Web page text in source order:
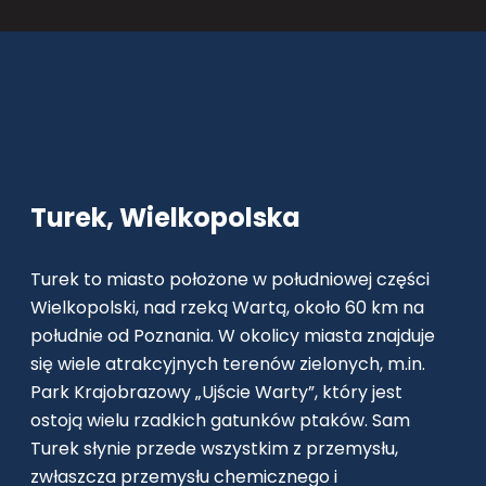
Turek, Wielkopolska
Turek to miasto położone w południowej części
Wielkopolski, nad rzeką Wartą, około 60 km na
południe od Poznania. W okolicy miasta znajduje
się wiele atrakcyjnych terenów zielonych, m.in.
Park Krajobrazowy „Ujście Warty”, który jest
ostoją wielu rzadkich gatunków ptaków. Sam
Turek słynie przede wszystkim z przemysłu,
zwłaszcza przemysłu chemicznego i